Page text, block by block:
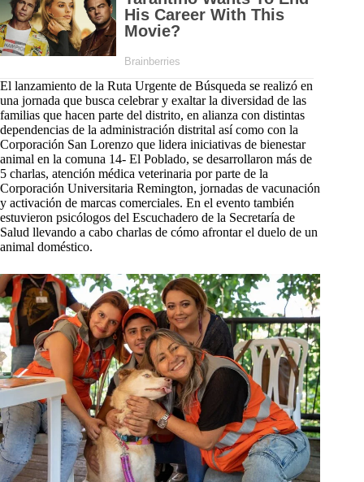
El lanzamiento de la Ruta Urgente de Búsqueda se realizó en
una jornada que busca celebrar y exaltar la diversidad de las
familias que hacen parte del distrito, en alianza con distintas
dependencias de la administración distrital así como con la
Corporación San Lorenzo que lidera iniciativas de bienestar
animal en la comuna 14- El Poblado, se desarrollaron más de
5 charlas, atención médica veterinaria por parte de la
Corporación Universitaria Remington, jornadas de vacunación
y activación de marcas comerciales. En el evento también
estuvieron psicólogos del Escuchadero de la Secretaría de
Salud llevando a cabo charlas de cómo afrontar el duelo de un
animal doméstico.